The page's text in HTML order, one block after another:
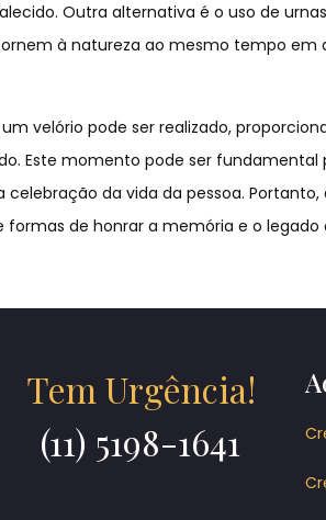
Outra alternativa é o uso de
à natureza ao mesmo tempo
velório pode ser realizado,
Este momento pode ser
da vida da pessoa.
de honrar a memória e o
Tem Urgência!
(11) 5198-1641